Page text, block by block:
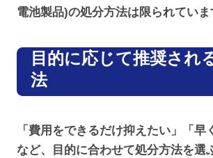
電池製品)の処分方法は限られていま
目的に応じて推奨され
法
「費用をできるだけ抑えたい」「早
など、目的に合わせて処分方法を選